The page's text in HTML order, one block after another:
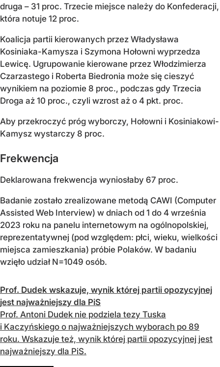
druga – 31 proc. Trzecie miejsce należy do Konfederacji,
która notuje 12 proc.
Koalicja partii kierowanych przez Władysława
Kosiniaka-Kamysza i Szymona Hołowni wyprzedza
Lewicę. Ugrupowanie kierowane przez Włodzimierza
Czarzastego i Roberta Biedronia może się cieszyć
wynikiem na poziomie 8 proc., podczas gdy Trzecia
Droga aż 10 proc., czyli wzrost aż o 4 pkt. proc.
Aby przekroczyć próg wyborczy, Hołowni i Kosiniakowi-
Kamysz wystarczy 8 proc.
Frekwencja
Deklarowana frekwencja wyniosłaby 67 proc.
Badanie zostało zrealizowane metodą CAWI (Computer
Assisted Web Interview) w dniach od 1 do 4 września
2023 roku na panelu internetowym na ogólnopolskiej,
reprezentatywnej (pod względem: płci, wieku, wielkości
miejsca zamieszkania) próbie Polaków. W badaniu
wzięło udział N=1049 osób.
Prof. Dudek wskazuje, wynik której partii opozycyjnej
jest najważniejszy dla PiS
Prof. Antoni Dudek nie podziela tezy Tuska
i Kaczyńskiego o najważniejszych wyborach po 89
roku. Wskazuje też, wynik której partii opozycyjnej jest
najważniejszy dla PiS.